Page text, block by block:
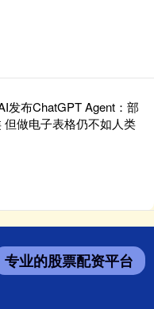
发布ChatGPT Agent：部
但做电子表格仍不如人类
专业的股票配资平台